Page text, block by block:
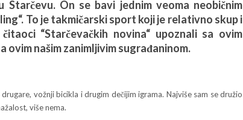
On se bavi jednim veoma neobičnim
To je takmičarski sport koji je relativno skup i
“Starčevačkih novina“ upoznali sa ovim
našim zanimljivim sugrađaninom.
vožnji bicikla i drugim dečijim igrama. Najviše sam se družio
više nema.